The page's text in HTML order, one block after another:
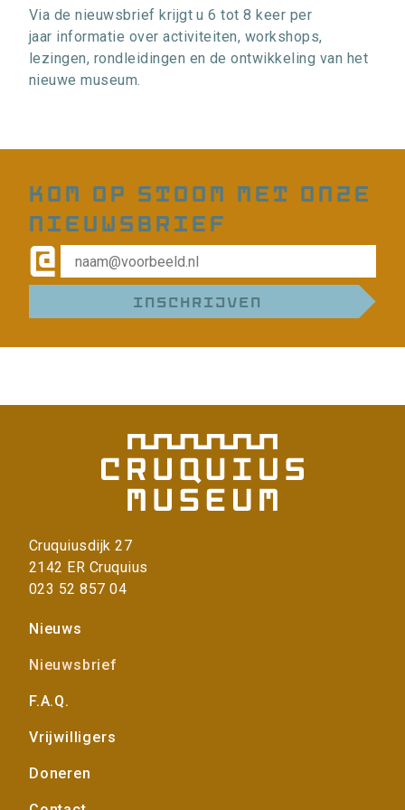
Via de nieuwsbrief krijgt u 6 tot 8 keer per
jaar informatie over activiteiten, workshops,
lezingen, rondleidingen en de ontwikkeling van het
nieuwe museum.
Kom op stoom met onze
nieuwsbrief
@
Cruquiusdijk 27
2142 ER Cruquius
023 52 857 04
Voet
Nieuws
Nieuwsbrief
F.A.Q.
Vrijwilligers
Doneren